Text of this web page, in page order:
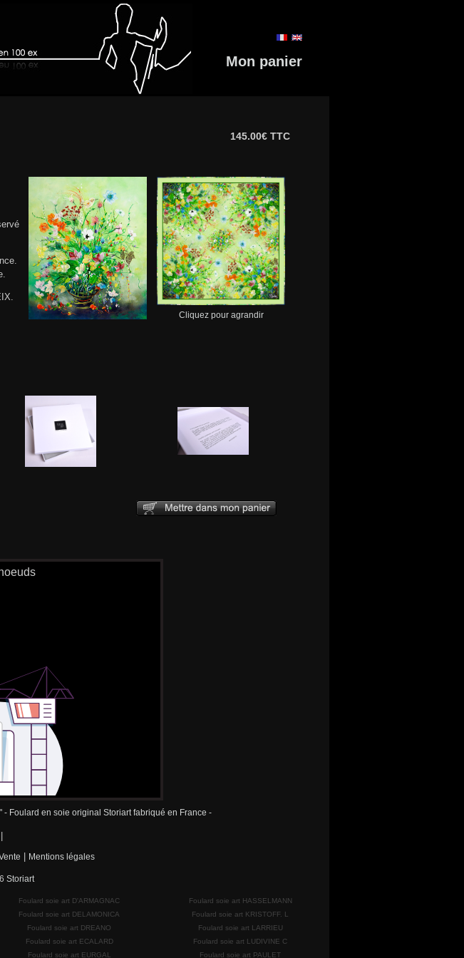
Mon panier
145.00€ TTC
Cliquez pour agrandir
- Foulard en soie original Storiart fabriqué en France -
Mentions légales
Storiart
Foulard soie art D'ARMAGNAC
Foulard soie art DELAMONICA
Foulard soie art DREANO
Foulard soie art ECALARD
Foulard soie art EURGAL
Foulard soie art HASSELMANN
Foulard soie art KRISTOFF. L
Foulard soie art LARRIEU
Foulard soie art LUDIVINE C
Foulard soie art PAULET